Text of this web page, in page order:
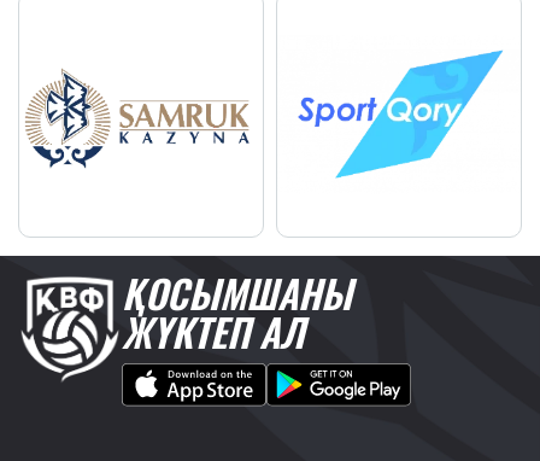
ҚОСЫМШАНЫ
ЖҮКТЕП АЛ